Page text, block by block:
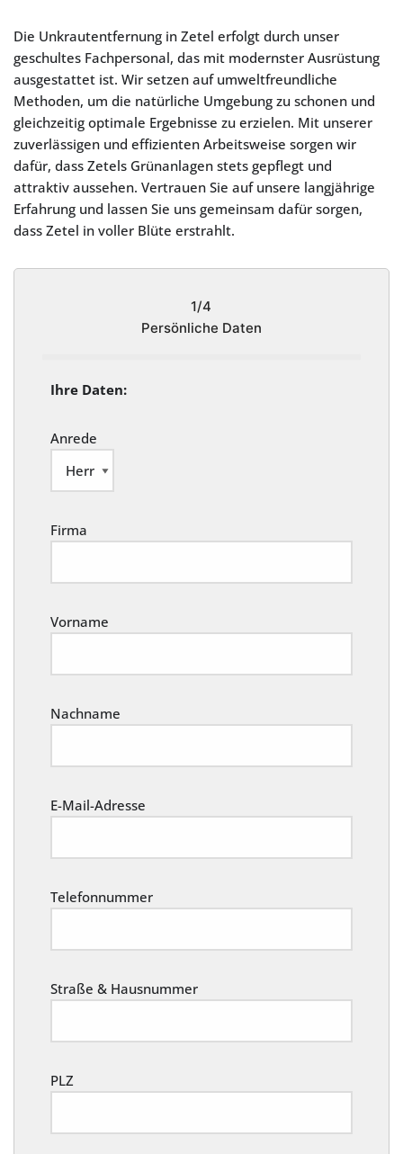
Die Unkrautentfernung in Zetel erfolgt durch unser
geschultes Fachpersonal, das mit modernster Ausrüstung
ausgestattet ist. Wir setzen auf umweltfreundliche
Methoden, um die natürliche Umgebung zu schonen und
gleichzeitig optimale Ergebnisse zu erzielen. Mit unserer
zuverlässigen und effizienten Arbeitsweise sorgen wir
dafür, dass Zetels Grünanlagen stets gepflegt und
attraktiv aussehen. Vertrauen Sie auf unsere langjährige
Erfahrung und lassen Sie uns gemeinsam dafür sorgen,
dass Zetel in voller Blüte erstrahlt.
1/4
Persönliche Daten
Ihre Daten:
Anrede
Firma
Vorname
Nachname
E-Mail-Adresse
Telefonnummer
Straße & Hausnummer
PLZ